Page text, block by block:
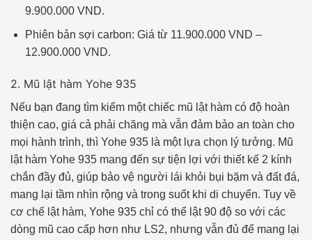
9.900.000 VND.
Phiên bản sợi carbon: Giá từ 11.900.000 VND –
12.900.000 VND.
2. Mũ lật hàm Yohe 935
Nếu bạn đang tìm kiếm một chiếc mũ lật hàm có độ hoàn
thiện cao, giá cả phải chăng mà vẫn đảm bảo an toàn cho
mọi hành trình, thì Yohe 935 là một lựa chọn lý tưởng. Mũ
lật hàm Yohe 935 mang đến sự tiện lợi với thiết kế 2 kính
chắn đầy đủ, giúp bảo vệ người lái khỏi bụi bặm và đất đá,
mang lại tầm nhìn rộng và trong suốt khi di chuyển. Tuy về
cơ chế lật hàm, Yohe 935 chỉ có thể lật 90 độ so với các
dòng mũ cao cấp hơn như LS2, nhưng vẫn đủ để mang lại